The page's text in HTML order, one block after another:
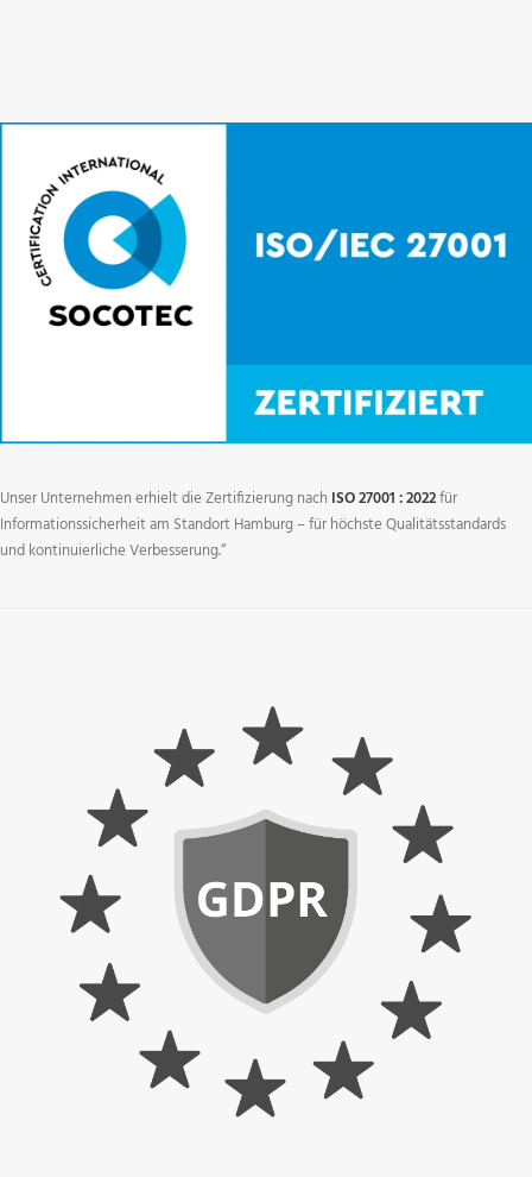
Unser Unternehmen erhielt die Zertifizierung nach ISO 27001 : 2022für
Informationssicherheit am Standort Hamburg – für höchste Qualitätsstandards
und kontinuierliche Verbesserung.“